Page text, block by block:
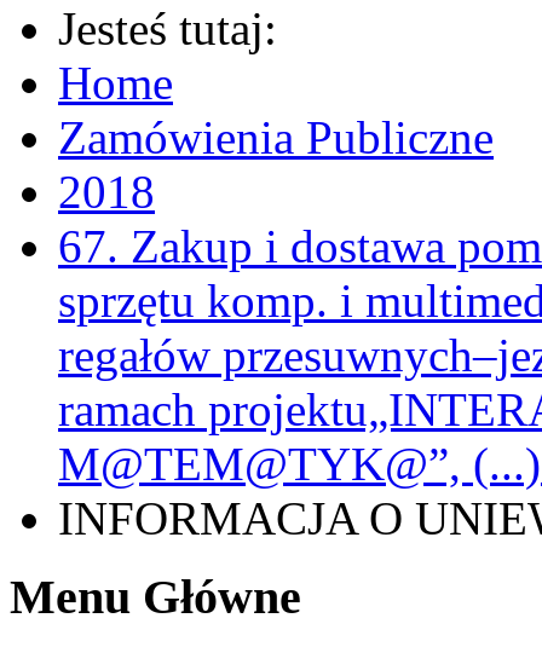
Jesteś tutaj:
Home
Zamówienia Publiczne
2018
67. Zakup i dostawa
sprzętu komp. i
regałów
ramach
M@TEM@TYK@”,
INFORMACJA O
Menu Główne